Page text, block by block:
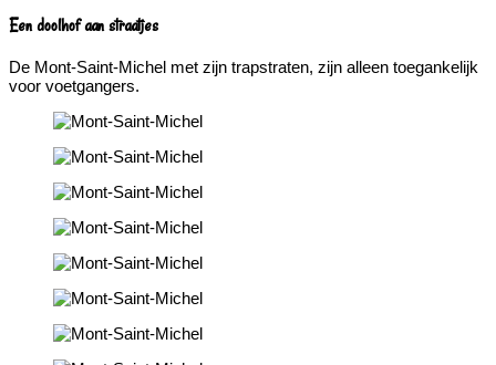
Een doolhof aan straatjes
De Mont-Saint-Michel met zijn trapstraten, zijn alleen toegankelijk
voor voetgangers.